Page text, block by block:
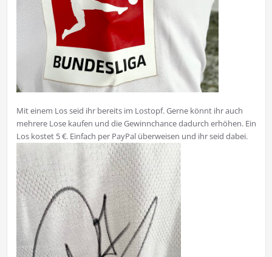
Mit einem Los seid ihr bereits im Lostopf. Gerne könnt ihr auch
mehrere Lose kaufen und die Gewinnchance dadurch erhöhen. Ein
Los kostet 5 €. Einfach per PayPal überweisen und ihr seid dabei.